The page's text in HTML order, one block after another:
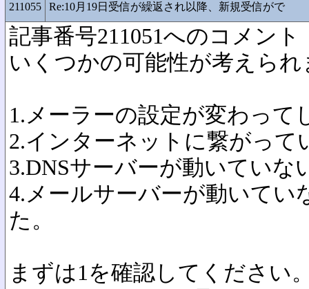
211055 Re:10月19日受信が繰返され以降、新規受信がで
記事番号211051へのコメント
いくつかの可能性が考えられ
1.メーラーの設定が変わって
2.インターネットに繋がって
3.DNSサーバーが動いていな
4.メールサーバーが動いてい
た。
まずは1を確認してください